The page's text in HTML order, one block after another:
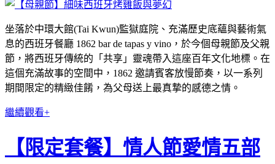
坐落於中環大館(Tai Kwun)監獄庭院、充滿歷史底蘊與藝術氣
息的西班牙餐廳 1862 bar de tapas y vino，於今個母親節及父親
節，將西班牙傳統的「共享」靈魂帶入這座百年文化地標。在
這個充滿故事的空間中，1862 邀請賓客放慢節奏，以一系列
期間限定的精緻佳餚，為父母送上最真摯的感德之情。
繼續觀看+
【限定套餐】情人節愛情五部